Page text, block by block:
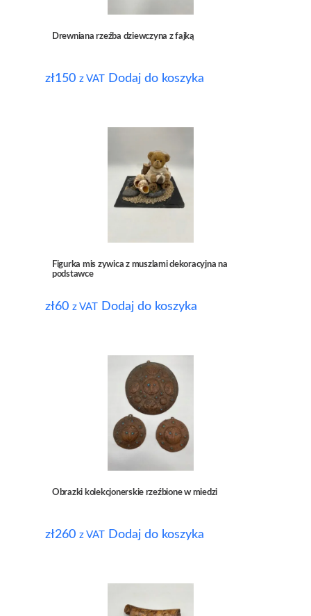
Drewniana rzeźba dziewczyna z fajką
zł150 z VAT Dodaj do koszyka
Figurka mis zywica z muszlami dekoracyjna na
podstawce
zł60 z VAT Dodaj do koszyka
Obrazki kolekcjonerskie rzeźbione w miedzi
zł260 z VAT Dodaj do koszyka